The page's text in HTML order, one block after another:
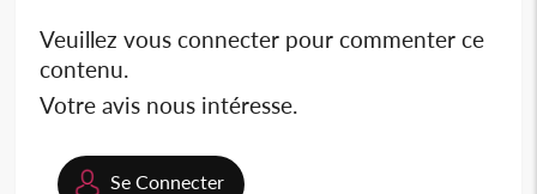
Veuillez vous connecter pour commenter ce
contenu.
Votre avis nous intéresse.
Se Connecter